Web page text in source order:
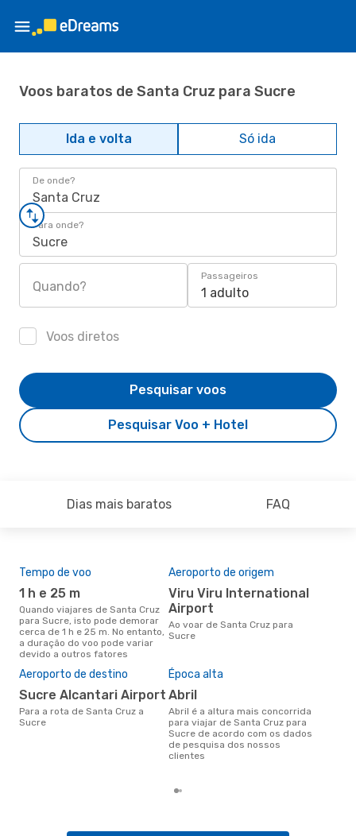
Voos baratos de Santa Cruz para Sucre
Ida e volta Só ida
De onde?
Santa Cruz
Para onde?
Sucre
Quando?
Passageiros
1 adulto
Voos diretos
Pesquisar Voo + Hotel
Pesquisar voos
Dias mais baratos FAQ
Tempo de voo
1 h e 25 m
Quando viajares de Santa Cruz
para Sucre, isto pode demorar
cerca de 1 h e 25 m. No entanto,
a duração do voo pode variar
devido a outros fatores
Aeroporto de origem
Viru Viru International
Airport
Ao voar de Santa Cruz para
Sucre
Aeroporto de destino
Sucre Alcantari Airport
Para a rota de Santa Cruz a
Sucre
Época alta
abril
abril é a altura mais concorrida
para viajar de Santa Cruz para
Sucre de acordo com os dados
de pesquisa dos nossos
clientes